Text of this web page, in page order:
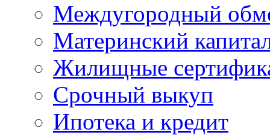
Междугородный
Материнский
Жилищные
Срочный выкуп
Ипотека и кредит